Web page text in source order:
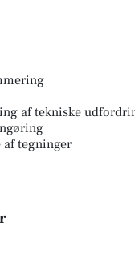
af tekniske
tegninger